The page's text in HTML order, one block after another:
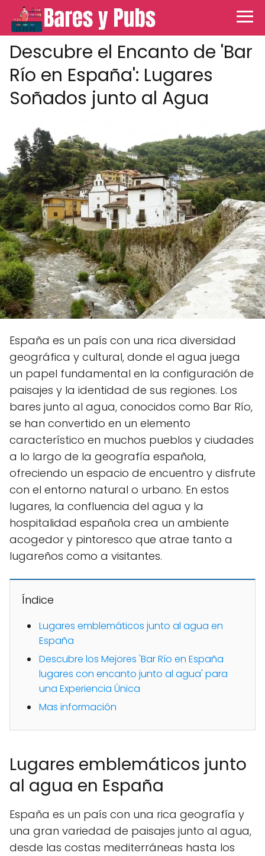
Descubre el Encanto de 'Bar
Río en España': Lugares
Soñados junto al Agua
España es un país con una rica diversidad
geográfica y cultural, donde el agua juega
un papel fundamental en la configuración de
paisajes y la identidad de sus regiones. Los
bares junto al agua, conocidos como Bar Río,
se han convertido en un elemento
característico en muchos pueblos y ciudades
a lo largo de la geografía española,
ofreciendo un espacio de encuentro y disfrute
con el entorno natural o urbano. En estos
lugares, la confluencia del agua y la
hospitalidad española crea un ambiente
acogedor y pintoresco que atrae tanto a
lugareños como a visitantes.
Índice
Lugares emblemáticos junto al agua en
España
Descubre los Mejores 'Bar Río en España
lugares con encanto junto al agua' para
una Experiencia Única
Mas información
Lugares emblemáticos junto
al agua en España
España es un país con una rica geografía y
una gran variedad de paisajes junto al agua,
desde las costas mediterráneas hasta los